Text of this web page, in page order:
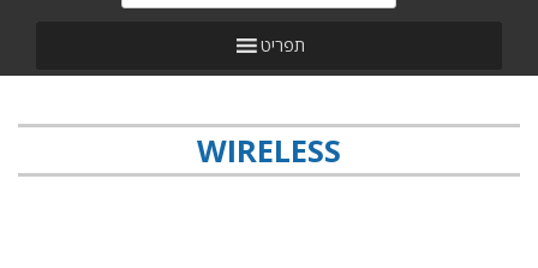
תפריט
WIRELESS